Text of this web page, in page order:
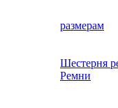
размерам
Шестерня
Ремни